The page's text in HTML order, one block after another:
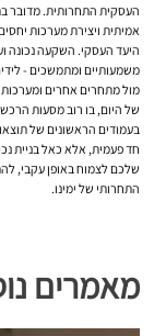
העסקית התחרותית. מדובר
אמיתית ויצירת מערכות
משמעותיים ומתמשכים -
מול מתחרים אחרים
של היום, בו רוב מסעות
בעמודים הראשונים של
חד פעמית, אלא כאל בניית
שלכם לצמוח באופן עקבי,
התחרותי של ימינו.
מאמרים